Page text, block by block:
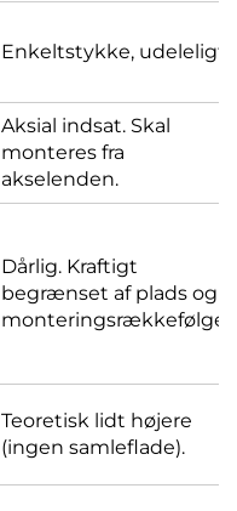
Enkeltstykke, udeleligt.
Aksial indsat. Skal
monteres fra
akselenden.
Dårlig. Kraftigt
begrænset af plads og
monteringsrækkefølge.
Teoretisk lidt højere
(ingen samleflade).